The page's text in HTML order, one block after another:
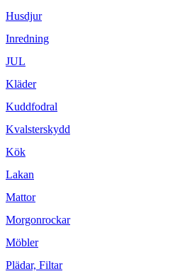
Husdjur
Inredning
JUL
Kläder
Kuddfodral
Kvalsterskydd
Kök
Lakan
Mattor
Morgonrockar
Möbler
Plädar, Filtar